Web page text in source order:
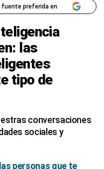
fuente preferida en
las
tipo de
conversaciones
sociales y
personas que te